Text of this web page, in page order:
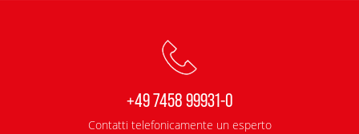
+49 7458 99931-0
Contatti telefonicamente un esperto